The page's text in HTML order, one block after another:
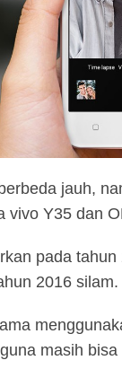
jauh,
vivo Y35 dan
pada
2016 silam.
masih